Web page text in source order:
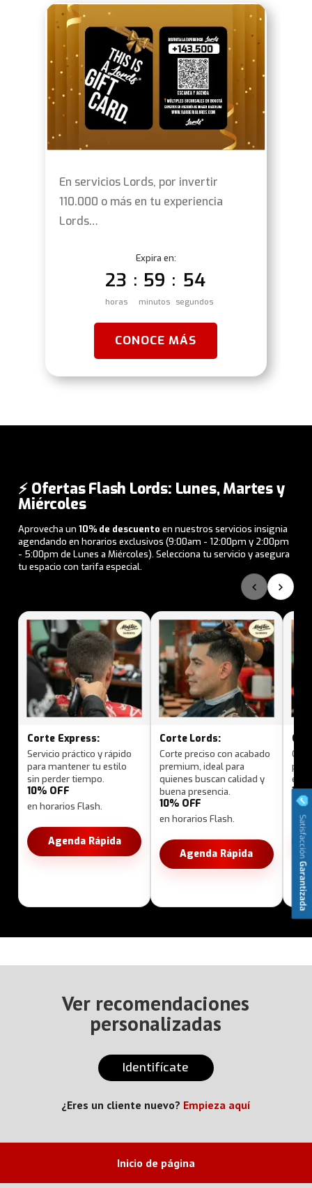
En servicios Lords, por invertir
110.000 o más en tu experiencia
Lords…
Expira en:
23
horas
: 59
minutos
: 53
segundos
CONOCE MÁS
⚡ Ofertas Flash Lords: Lunes, Martes y
Miércoles
Aprovecha un10% de descuento en nuestros servicios insignia
agendando en horarios exclusivos (9:00am - 12:00pm y 2:00pm
- 5:00pm de Lunes a Miércoles). Selecciona tu servicio y asegura
tu espacio con tarifa especial.
‹ ›
Corte Express:
Servicio práctico y rápido
para mantener tu estilo
sin perder tiempo.
10% OFF
en horarios Flash.
Agenda Rápida
Corte Lords:
Corte preciso con acabado
premium, ideal para
quienes buscan calidad y
buena presencia.
10% OFF
en horarios Flash.
Agenda Rápida
en
Ver recomendaciones
personalizadas
Identifícate
¿Eres un cliente nuevo? Empieza aquí
Inicio de página